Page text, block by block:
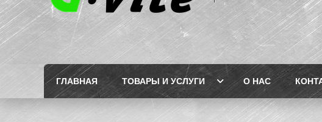
ГЛАВНАЯ ТОВАРЫ И УСЛУГИ О НАС